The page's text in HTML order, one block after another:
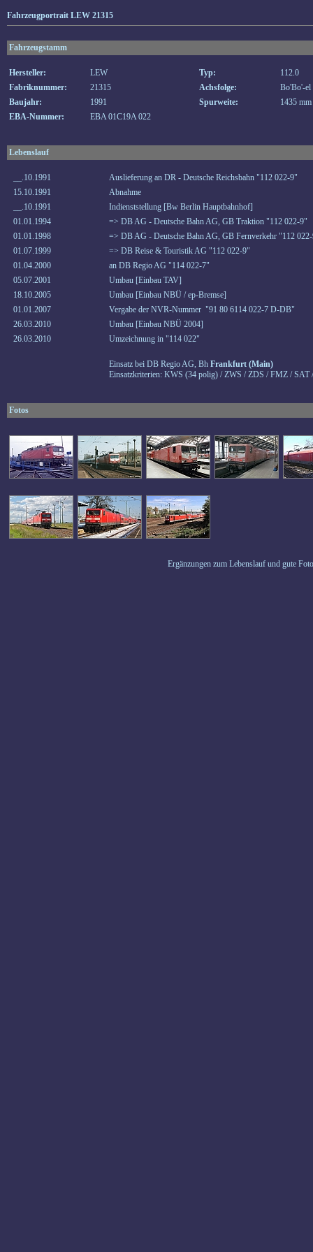
Fahrzeugportrait LEW 21315
Fahrzeugstamm
Hersteller: LEW Typ:
112.0
Fabriknummer:
21315 Achsfolge:
Bo'Bo'-el
Baujahr:
1991 Spurweite:
1435 mm
EBA-Nummer:
EBA 01C19A 022
Lebenslauf
__.10.1991
Auslieferung an DR - Deutsche Reichsbahn "112 022-9"
15.10.1991
Abnahme
__.10.1991
Indienststellung [Bw Berlin Hauptbahnhof]
01.01.1994
=> DB AG - Deutsche Bahn AG, GB Traktion "112 022-9"
01.01.1998
=> DB AG - Deutsche Bahn AG, GB Fernverkehr "112
01.07.1999
=> DB Reise & Touristik AG "112 022-9"
01.04.2000
an DB Regio AG "114 022-7"
05.07.2001
Umbau [Einbau TAV]
18.10.2005
Umbau [Einbau NBÜ / ep-Bremse]
01.01.2007
Vergabe der NVR-Nummer "91 80 6114 022-7 D-DB"
26.03.2010
Umbau [Einbau NBÜ 2004]
26.03.2010
Umzeichnung in "114 022"
Einsatz bei DB Regio AG, Bh Frankfurt (Main)
Einsatzkriterien: KWS (34 polig) / ZWS / ZDS / FMZ / SAT
Fotos
Ergänzungen zum Lebenslauf und gute